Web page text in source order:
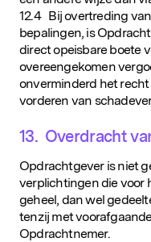
12.4 Bij overtreding
bepalingen, is
direct opeisbare boete
overeengekomen
onverminderd het
vorderen van
13. Overdracht
Opdrachtgever is niet
verplichtingen die voor
geheel, dan wel
tenzij met
Opdrachtnemer.